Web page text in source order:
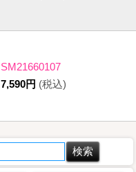
SM21660107
7,590円 (税込)